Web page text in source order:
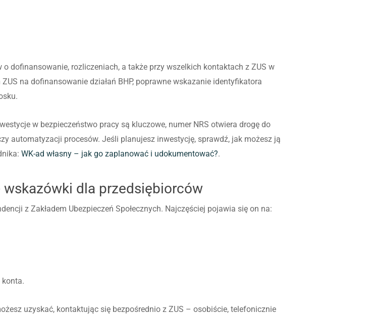
dofinansowanie, rozliczeniach, a także przy wszelkich kontaktach z ZUS w
na dofinansowanie działań BHP, poprawne wskazanie identyfikatora
w bezpieczeństwo pracy są kluczowe, numer NRS otwiera drogę do
automatyzacji procesów. Jeśli planujesz inwestycję, sprawdź, jak możesz ją
WK-ad własny – jak go zaplanować i udokumentować?.
wskazówki dla przedsiębiorców
z Zakładem Ubezpieczeń Społecznych. Najczęściej pojawia się on na:
uzyskać, kontaktując się bezpośrednio z ZUS – osobiście, telefonicznie